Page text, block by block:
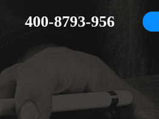
400-8793-956